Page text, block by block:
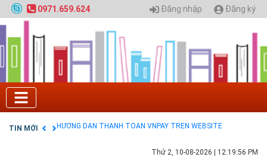
0971.659.624 Đăng nhập Đăng ký
TIN MỚI
Nội
GIAO LƯU TRỰC TUYẾN - TƯ VẤN TUYỂN SINH ĐẠI
SỐ 02
Nạp EP vào tài khoản bằng thẻ cào điện thoại
Tuyển sinh 2025, Khoa kỹ thuật hạ tầng và môi
trường đô thị - Đại học Kiến trúc Hà Nội
Tuyển sinh 2024, Khoa kỹ thuật hạ tầng và môi
Thứ 2, 10-08-2026
12:19:57 PM